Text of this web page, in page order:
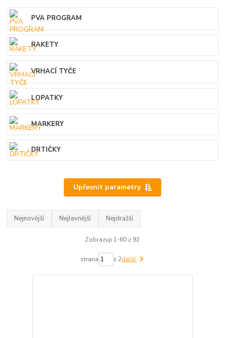
PVA PROGRAM
RAKETY
VRHACÍ TYČE
LOPATKY
MARKERY
DRTIČKY
Upřesnit parametry
Nejnovější Nejlevnější Nejdražší
Zobrazuji 1-60 z 92
strana z 2další